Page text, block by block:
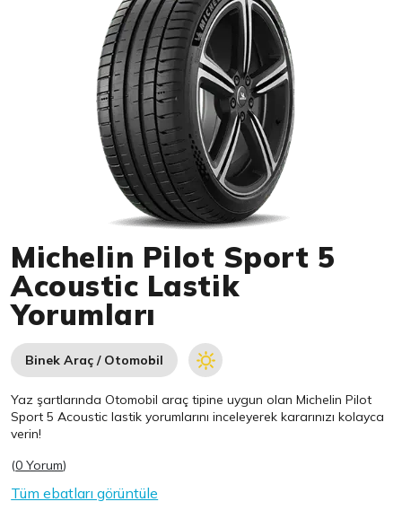
Michelin Pilot Sport 5
Acoustic Lastik
Yorumları
Binek Araç / Otomobil
Yaz şartlarında Otomobil araç tipine uygun olanMichelin Pilot
Sport 5 Acoustic lastik yorumlarını inceleyerek kararınızı kolayca
verin!
(0 Yorum)
Tüm ebatları görüntüle